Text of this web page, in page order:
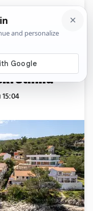
15:04